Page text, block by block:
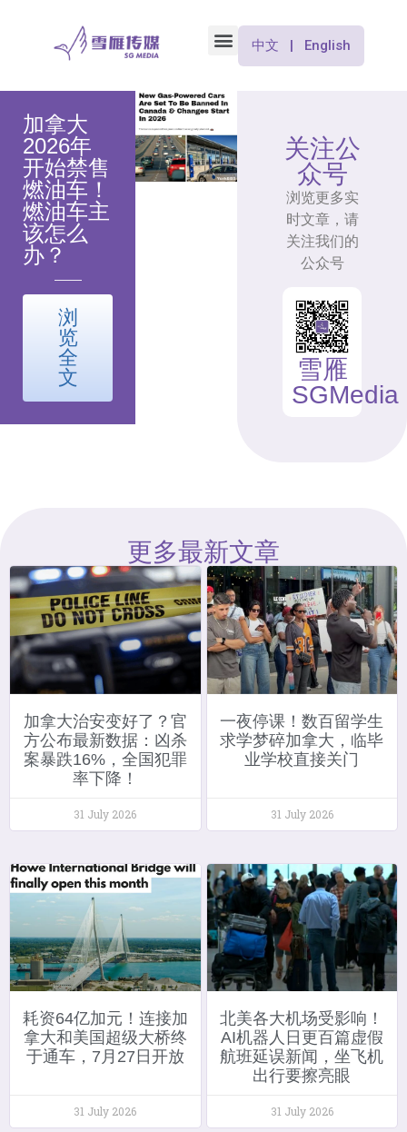
中文 | English
加拿大
2026年
开始禁售
燃油车！
燃油车主
该怎么
办？
浏
览
全
文
关注公
众号
浏览更多实
时文章，请
关注我们的
公众号
雪雁
SGMedia
更多最新文章
加拿大治安变好了？官
方公布最新数据：凶杀
案暴跌16%，全国犯罪
率下降！
31 July 2026
一夜停课！数百留学生
求学梦碎加拿大，临毕
业学校直接关门
31 July 2026
耗资64亿加元！连接加
拿大和美国超级大桥终
于通车，7月27日开放
31 July 2026
北美各大机场受影响！
AI机器人日更百篇虚假
航班延误新闻，坐飞机
出行要擦亮眼
31 July 2026